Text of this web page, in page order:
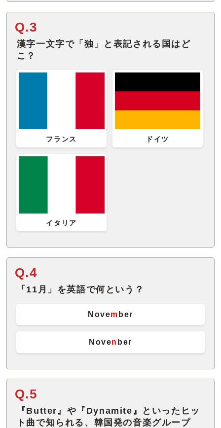
Q.3
漢字一文字で「独」と表記される国はど
こ？
フランス ドイツ
イタリア
Q.4
「11月」を英語で何という？
Novem ber
Noven ber
Q.5
『Butter』や『Dynamite』といったヒッ
ト曲で知られる、韓国発の音楽グループ